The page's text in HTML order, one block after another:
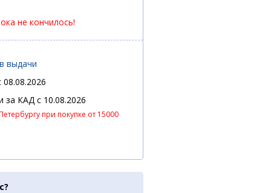
не кончилось!
выдачи
за КАД c 10.08.2026
при покупке от 15000